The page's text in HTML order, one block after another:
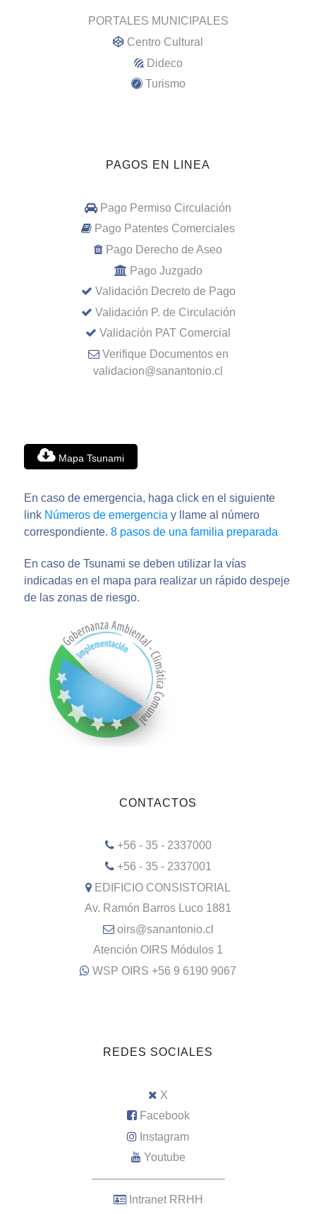
PORTALES MUNICIPALES
Centro Cultural
Dideco
Turismo
PAGOS EN LINEA
Pago Permiso Circulación
Pago Patentes Comerciales
Pago Derecho de Aseo
Pago Juzgado
Validación Decreto de Pago
Validación P. de Circulación
Validación PAT Comercial
Verifique Documentos en
validacion@sanantonio.cl
Mapa Tsunami
En caso de emergencia, haga click en el siguiente
link Números de emergencia y llame al número
correspondiente. 8 pasos de una familia preparada
En caso de Tsunami se deben utilizar la vías
indicadas en el mapa para realizar un rápido despeje
de las zonas de riesgo.
CONTACTOS
+56 - 35 - 2337000
+56 - 35 - 2337001
EDIFICIO CONSISTORIAL
Av. Ramón Barros Luco 1881
oirs@sanantonio.cl
Atención OIRS Módulos 1
WSP OIRS +56 9 6190 9067
REDES SOCIALES
X
Facebook
Instagram
Youtube
–––––––––––––––––––––
Intranet RRHH